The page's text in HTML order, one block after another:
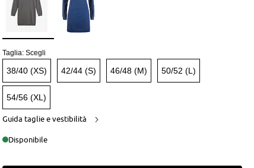
Taglia:Scegli
38/40 (XS) 42/44 (S) 46/48 (M) 50/52 (L)
54/56 (XL)
Guida taglie e vestibilità
Disponibile